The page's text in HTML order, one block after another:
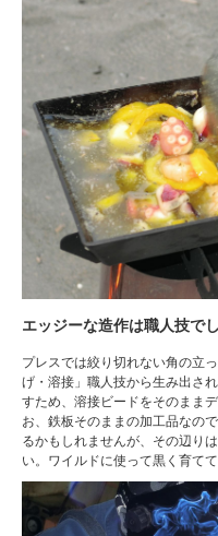
エッジーな造作は職人技で
プレスでは絞り切れない角の立
げ・溶接」職人技から生み出さ
すため、溶接ビードをそのまま
お、鉄板そのままの加工品なの
るかもしれませんが、その辺り
い。ワイルドに使って黒く育て